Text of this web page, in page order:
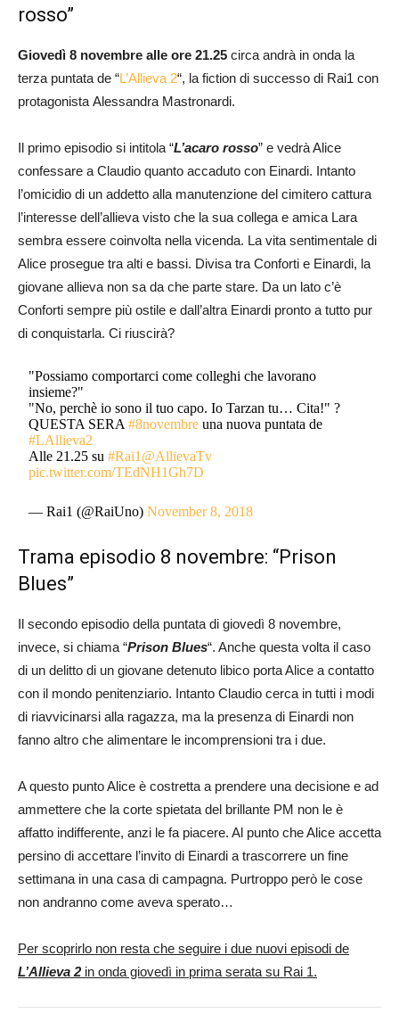
rosso”
Giovedì 8 novembre alle ore 21.25 circa andrà in onda la
terza puntata de “L’Allieva 2“, la fiction di successo di Rai1 con
protagonista Alessandra Mastronardi.
Il primo episodio si intitola “L’acaro rosso” e vedrà Alice
confessare a Claudio quanto accaduto con Einardi. Intanto
l’omicidio di un addetto alla manutenzione del cimitero cattura
l’interesse dell’allieva visto che la sua collega e amica Lara
sembra essere coinvolta nella vicenda. La vita sentimentale di
Alice prosegue tra alti e bassi. Divisa tra Conforti e Einardi, la
giovane allieva non sa da che parte stare. Da un lato c’è
Conforti sempre più ostile e dall’altra Einardi pronto a tutto pur
di conquistarla. Ci riuscirà?
"Possiamo comportarci come colleghi che lavorano
insieme?"
"No, perchè io sono il tuo capo. Io Tarzan tu… Cita!" ?
QUESTA SERA#8novembre una nuova puntata de
#LAllieva2
Alle 21.25 su#Rai1 @AllievaTv
pic.twitter.com/TEdNH1Gh7D
— Rai1 (@RaiUno)November 8, 2018
Trama episodio 8 novembre: “Prison
Blues”
Il secondo episodio della puntata di giovedì 8 novembre,
invece, si chiama “Prison Blues“. Anche questa volta il caso
di un delitto di un giovane detenuto libico porta Alice a contatto
con il mondo penitenziario. Intanto Claudio cerca in tutti i modi
di riavvicinarsi alla ragazza, ma la presenza di Einardi non
fanno altro che alimentare le incomprensioni tra i due.
A questo punto Alice è costretta a prendere una decisione e ad
ammettere che la corte spietata del brillante PM non le è
affatto indifferente, anzi le fa piacere. Al punto che Alice accetta
persino di accettare l’invito di Einardi a trascorrere un fine
settimana in una casa di campagna. Purtroppo però le cose
non andranno come aveva sperato…
Per scoprirlo non resta che seguire i due nuovi episodi de
L’Allieva 2in onda giovedì in prima serata su Rai 1.